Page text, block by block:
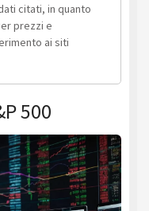
citati, in quanto
prezzi e
ai siti
500